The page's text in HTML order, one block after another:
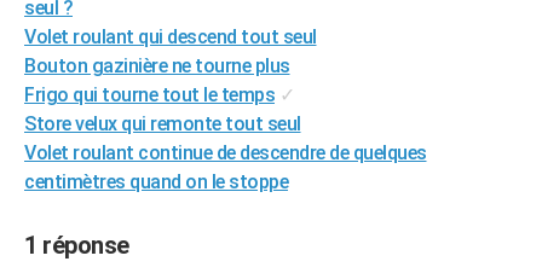
Destinations
City break
Voyage nature
Voyage de noces
Forum
Climat
+PHOTO
GUIDES D'ACHAT
BONS PLANS
CARTE DE VOEUX
Dictionnaire
Biographies
Citations
Expressions
Proverbes
seul ?
Volet roulant qui descend tout seul
Bouton gazinière ne tourne plus
Frigo qui tourne tout le temps ✓
Store velux qui remonte tout seul
Volet roulant continue de descendre de quelques
centimètres quand on le stoppe
1 réponse